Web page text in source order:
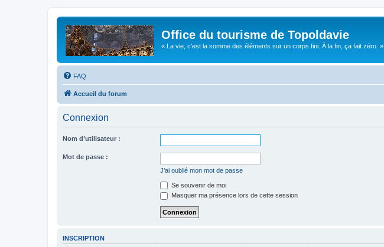
Office du tourisme de Topoldavie
« La vie, c'est la somme des éléments sur un corps fini. À la fin, ça fait zéro. »
FAQ
Accueil du forum
Connexion
Nom d’utilisateur :
Mot de passe :
J’ai oublié mon mot de passe
Se souvenir de moi
Masquer ma présence lors de cette session
INSCRIPTION